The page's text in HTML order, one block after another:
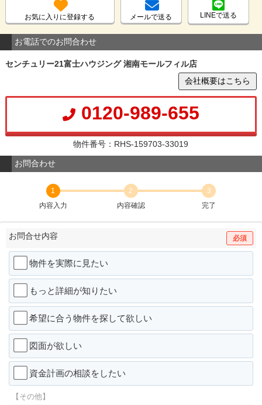
お気に入りに登録する メールで送る LINEで送る
お電話でのお問合わせ
センチュリー21富士ハウジング 湘南モールフィル店
会社概要はこちら
0120-989-655
物件番号：RHS-159703-33019
お問合わせ
1
内容入力
2
内容確認
3
完了
お問合せ内容 必須
物件を実際に見たい
もっと詳細が知りたい
希望に合う物件を探して欲しい
図面が欲しい
資金計画の相談をしたい
【その他】